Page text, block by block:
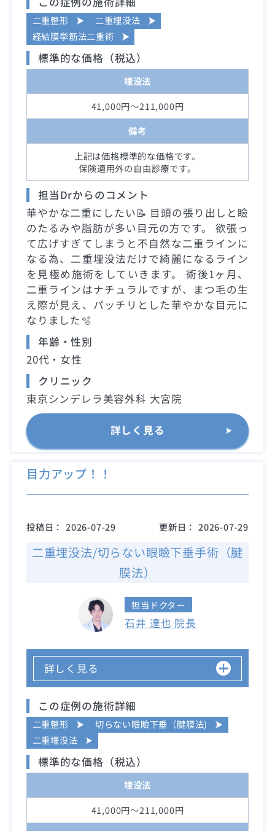
二重整形
二重埋没法
経結膜挙筋法二重術
標準的な価格（税込）
埋没法
41,000円～211,000円
備考
上記は価格標準的な価格です。
保険適用外の自由診療です。
担当Drからのコメント
華やかな二重にしたい📝 目頭の張り出しと瞼
のたるみや脂肪が多い目元の方です。 欲張っ
て広げすぎてしまうと不自然な二重ラインに
なる為、二重埋没法だけで綺麗になるライン
を見極め施術をしていきます。 術後1ヶ月、
二重ラインはナチュラルですが、まつ毛の生
え際が見え、パッチリとした華やかな目元に
なりました🫧
年齢・性別
20代・女性
クリニック
東京シンデレラ美容外科 大宮院
詳しく見る
目力アップ！！
投稿日： 2026-07-29 更新日： 2026-07-29
二重埋没法/切らない眼瞼下垂手術（腱
膜法）
担当ドクター
石井 達也 院長
詳しく見る
この症例の施術詳細
二重整形
切らない眼瞼下垂（腱膜法)
二重埋没法
標準的な価格（税込）
埋没法
41,000円～211,000円